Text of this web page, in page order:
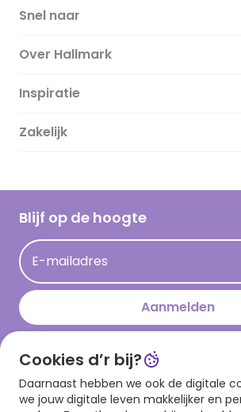
Snel naar
Over Hallmark
Over ons
Duurzaamheid
Hallmark Kaartclub
Acties
Persberichten
Hallmark en Kinderpostzegels
Inspiratie
Magazine
Cadeau inspiratie
Kaartinspiratie
Zakelijk
Blijf op de hoogte
E-mailadres
Aanmelden
Download onze app
Cookies d’r bij?
Daarnaast hebben we ook de digitale
we jouw digitale leven makkelijker en